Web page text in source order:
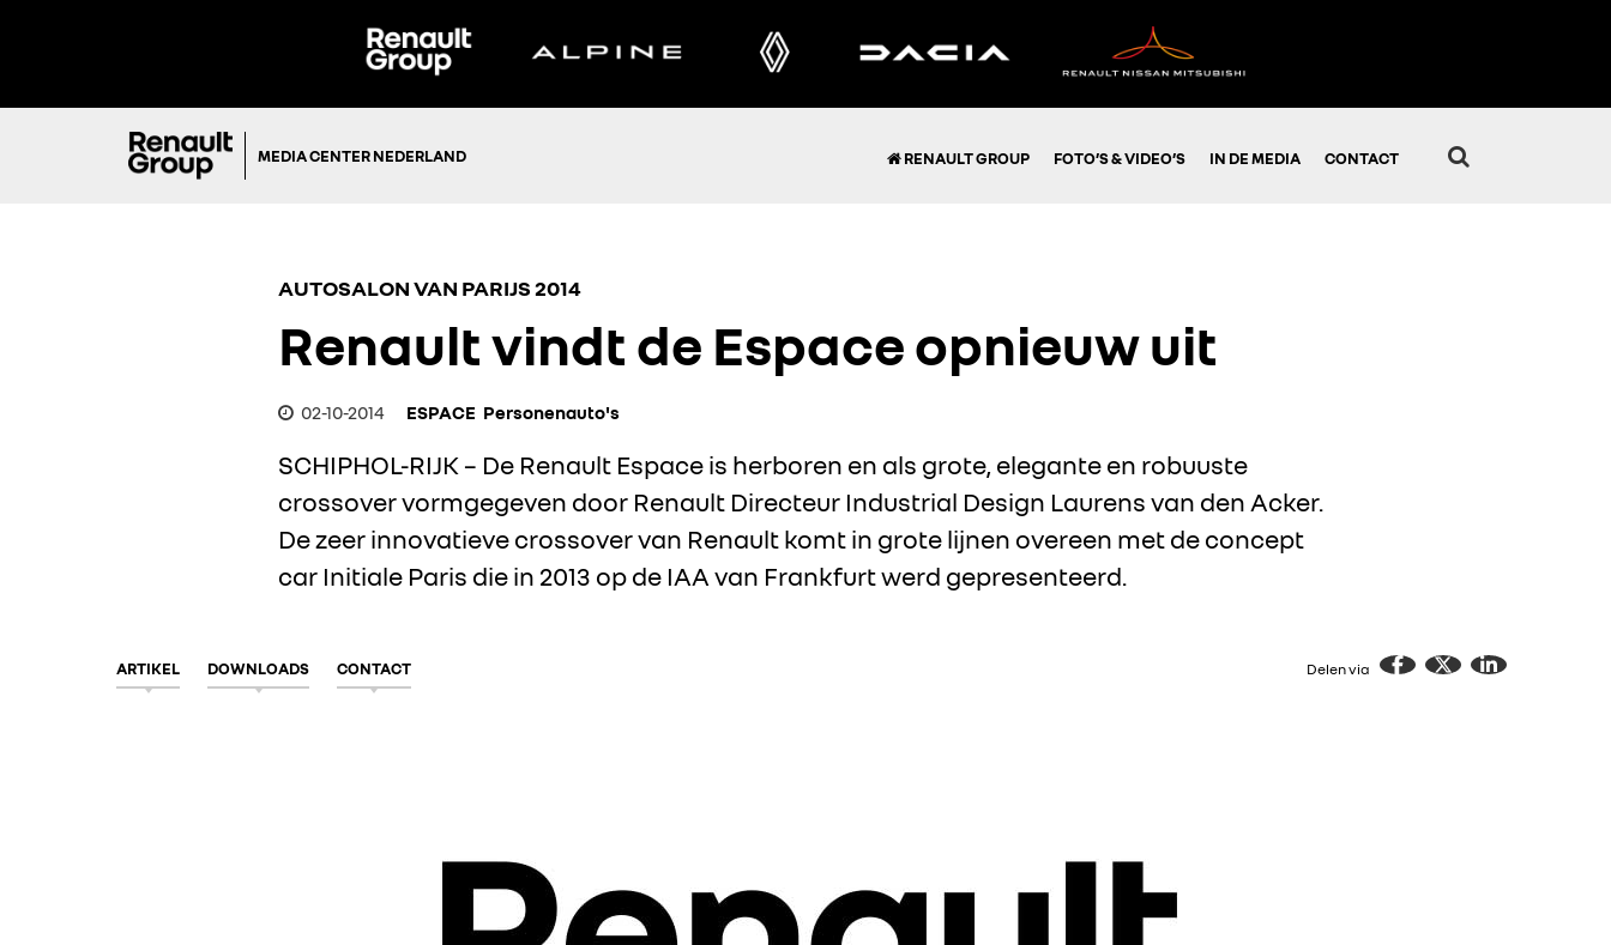
MEDIA CENTER NEDERLAND RENAULT GROUP FOTO’S & VIDEO’S IN DE MEDIA CONTACT
AUTOSALON VAN PARIJS 2014
Renault vindt de Espace opnieuw uit
02-10-2014 ESPACE Personenauto's
SCHIPHOL-RIJK – De Renault Espace is herboren en als grote, elegante en robuuste
crossover vormgegeven door Renault Directeur Industrial Design Laurens van den Acker.
De zeer innovatieve crossover van Renault komt in grote lijnen overeen met de concept
car Initiale Paris die in 2013 op de IAA van Frankfurt werd gepresenteerd.
ARTIKEL DOWNLOADS CONTACT Delen via